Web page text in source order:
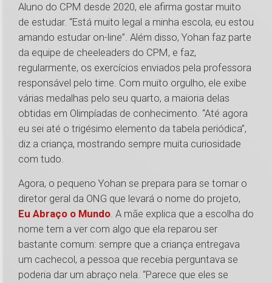
Aluno do CPM desde 2020, ele afirma gostar muito
de estudar. “Está muito legal a minha escola, eu estou
amando estudar on-line”. Além disso, Yohan faz parte
da equipe de cheeleaders do CPM, e faz,
regularmente, os exercícios enviados pela professora
responsável pelo time. Com muito orgulho, ele exibe
várias medalhas pelo seu quarto, a maioria delas
obtidas em Olimpíadas de conhecimento. “Até agora
eu sei até o trigésimo elemento da tabela periódica”,
diz a criança, mostrando sempre muita curiosidade
com tudo.
Agora, o pequeno Yohan se prepara para se tornar o
diretor geral da ONG que levará o nome do projeto,
Eu Abraço o Mundo. A mãe explica que a escolha do
nome tem a ver com algo que ela reparou ser
bastante comum: sempre que a criança entregava
um cachecol, a pessoa que recebia perguntava se
poderia dar um abraço nela. “Parece que eles se